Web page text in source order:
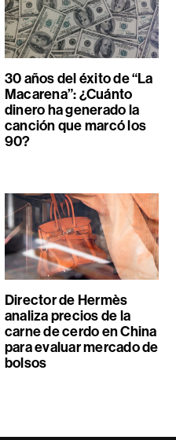
30 años del éxito de “La
Macarena”: ¿Cuánto
dinero ha generado la
canción que marcó los
90?
Director de Hermès
analiza precios de la
carne de cerdo en China
para evaluar mercado de
bolsos